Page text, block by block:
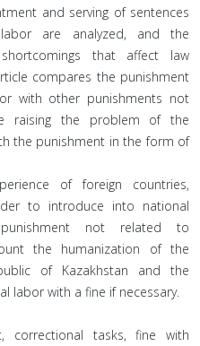
and serving of sentences
are analyzed, and the
that affect law
compares the punishment
with other punishments not
raising the problem of the
the punishment in the form of
of foreign countries,
to introduce into national
not related to
the humanization of the
of Kazakhstan and the
labor with a fine if necessary.
correctional tasks, fine with